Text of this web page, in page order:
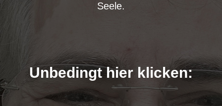
Seele.
Unbedingt hier klicken: